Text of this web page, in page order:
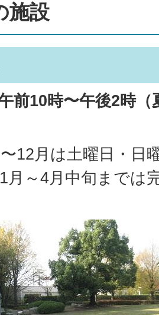
施設
前10時〜午後2時（
12月は土曜日・日
月～4月中旬までは